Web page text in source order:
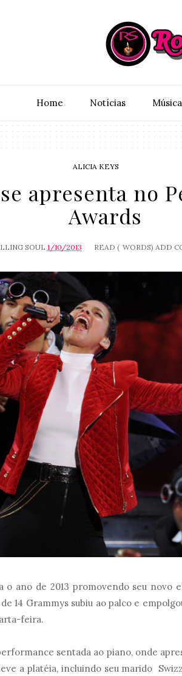
Home Notí­cias Música
ALICIA KEYS
apresenta no
Awards
SOUL 1/10/2013 READ ( WORDS) ADD
o ano de 2013 promovendo seu novo
14 Grammys subiu ao palco e
feira.
sentada ao piano, onde
a platéia, incluindo seu marido